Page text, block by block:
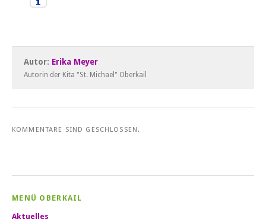
Autor: Erika Meyer
Autorin der Kita "St. Michael" Oberkail
KOMMENTARE SIND GESCHLOSSEN.
MENÜ OBERKAIL
Aktuelles